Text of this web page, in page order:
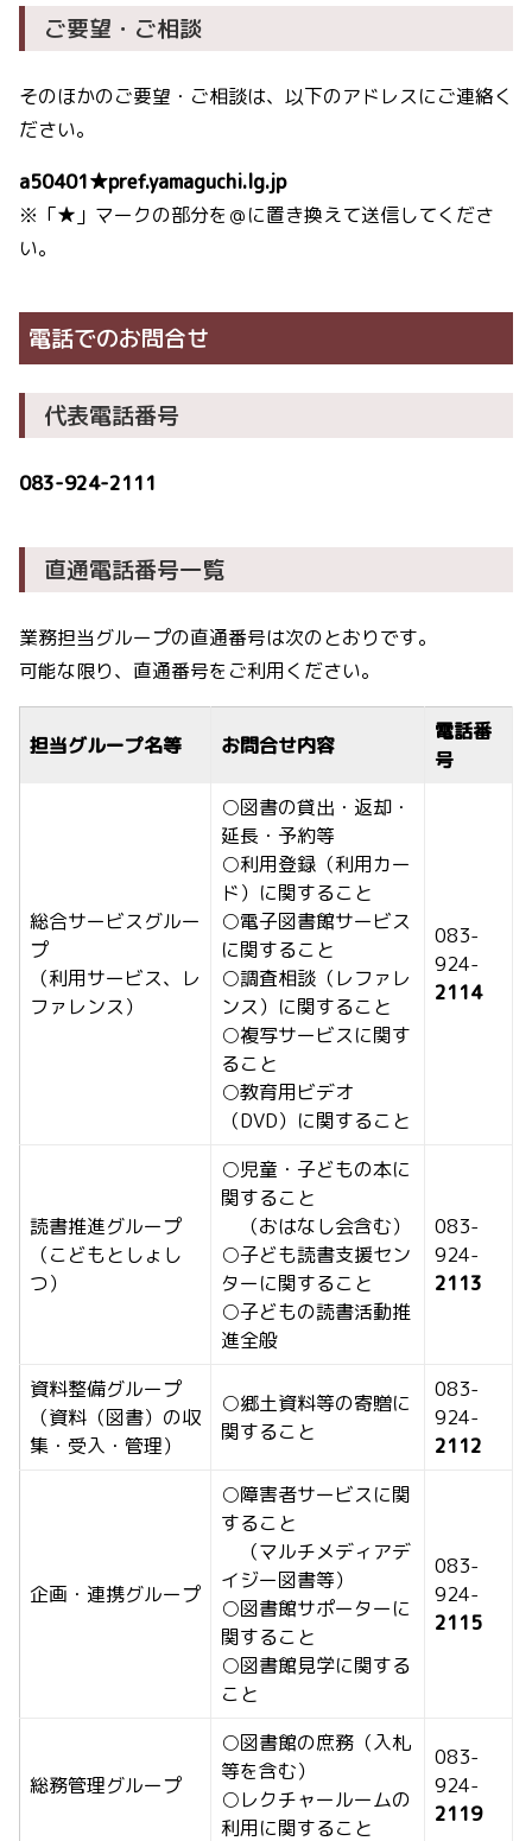
ご要望・ご相談
そのほかのご要望・ご相談は、以下のアドレスにご連絡く
ださい。
a50401★pref.yamaguchi.lg.jp
※「★」マークの部分を＠に置き換えて送信してくださ
い。
電話でのお問合せ
代表電話番号
083-924-2111
直通電話番号一覧
業務担当グループの直通番号は次のとおりです。
可能な限り、直通番号をご利用ください。
担当グループ名等 お問合せ内容
電話番
号
総合サービスグルー
プ
（利用サービス、レ
ファレンス）
○図書の貸出・返却・
延長・予約等
○利用登録（利用カー
ド）に関すること
○電子図書館サービス
に関すること
○調査相談（レファレ
ンス）に関すること
○複写サービスに関す
ること
○教育用ビデオ
（DVD）に関すること
083-
924-
2114
読書推進グループ
（こどもとしょし
つ）
○児童・子どもの本に
関すること
（おはなし会含む）
○子ども読書支援セン
ターに関すること
○子どもの読書活動推
進全般
083-
924-
2113
資料整備グループ
（資料（図書）の収
集・受入・管理）
○郷土資料等の寄贈に
関すること
083-
924-
2112
企画・連携グループ
○障害者サービスに関
すること
（マルチメディアデ
イジー図書等）
○図書館サポーターに
関すること
○図書館見学に関する
こと
083-
924-
2115
総務管理グループ
○図書館の庶務（入札
等を含む）
○レクチャールームの
利用に関すること
083-
924-
2119